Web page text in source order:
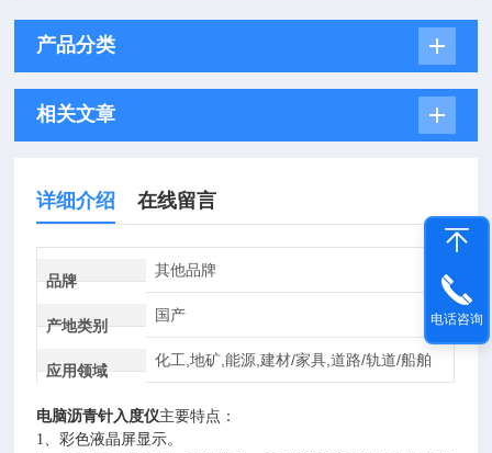
产品分类
相关文章
详细介绍 在线留言
品牌
其他品牌
产地类别
国产
应用领域
化工,地矿,能源,建材/家具,道路/轨道/船舶
电脑沥青针入度仪主要特点：
1、彩色液晶屏显示。
电话咨询